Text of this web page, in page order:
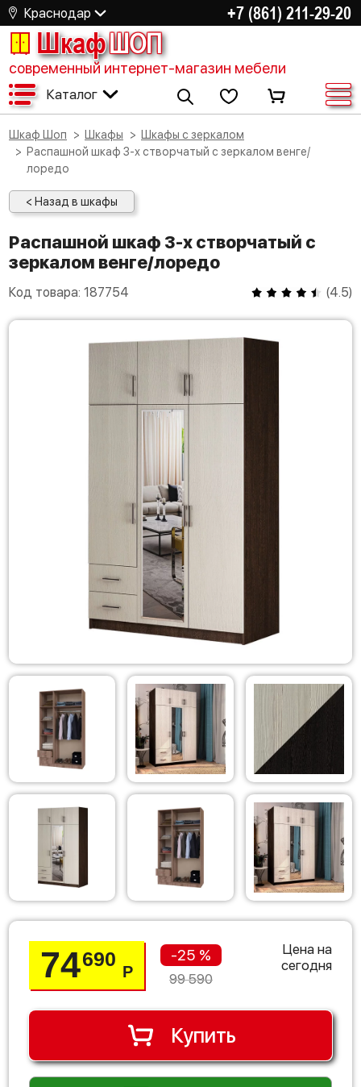
Краснодар +7 (861) 211-29-20
ШкафШОП
современный интернет-магазин мебели
Каталог
Шкаф Шоп Шкафы
Шкафы с зеркалом
Распашной шкаф 3-х створчатый с зеркалом венге/
лоредо
< Назад в шкафы
Распашной шкаф 3-х створчатый с
зеркалом венге/лоредо
Код товара: 187754 (4.5)
74690
Р
-25 %
99 590
Цена на
сегодня
Купить